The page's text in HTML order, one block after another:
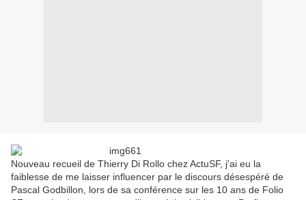
Nouveau recueil de Thierry Di Rollo chez ActuSF, j'ai eu la
faiblesse de me laisser influencer par le discours désespéré de
Pascal Godbillon, lors de sa conférence sur les 10 ans de Folio